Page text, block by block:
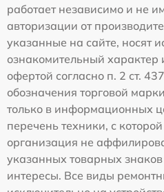
работает независимо и не
авторизации от
указанные на сайте, носят
ознакомительный характер
офертой согласно п. 2 ст.
обозначения торговой
только в информационных
перечень техники, с
организация не
указанных товарных
интересы. Все виды